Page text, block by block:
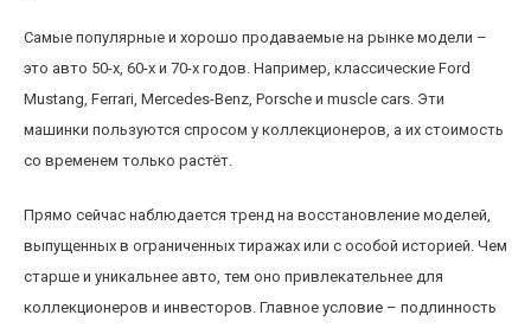
Самые популярные и хорошо продаваемые на рынке модели –
это авто 50-х, 60-х и 70-х годов. Например, классические Ford
Mustang, Ferrari, Mercedes-Benz, Porsche и muscle cars. Эти
машинки пользуются спросом у коллекционеров, а их стоимость
со временем только растёт.
Прямо сейчас наблюдается тренд на восстановление моделей,
выпущенных в ограниченных тиражах или с особой историей. Чем
старше и уникальнее авто, тем оно привлекательнее для
коллекционеров и инвесторов. Главное условие – подлинность